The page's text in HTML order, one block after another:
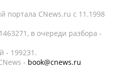
портала CNews.ru c 11.1998
в очереди разбора -
- 199231.
- book@cnews.ru